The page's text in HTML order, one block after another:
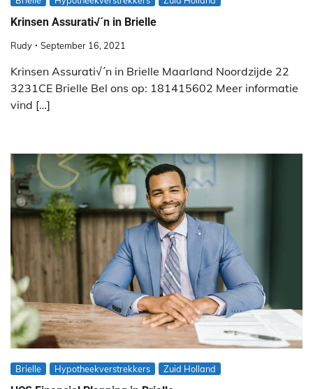
Krinsen Assurati√´n in Brielle
Rudy September 16, 2021
Krinsen Assurati√´n in Brielle Maarland Noordzijde 22
3231CE Brielle Bel ons op: 181415602 Meer informatie
vind […]
Brielle Hypotheekverstrekkers Zuid Holland